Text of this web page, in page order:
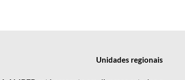
Unidades regionais